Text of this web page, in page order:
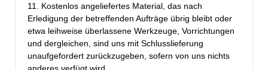
11. Kostenlos angeliefertes Material, das nach
Erledigung der betreffenden Aufträge übrig bleibt oder
etwa leihweise überlassene Werkzeuge, Vorrichtungen
und dergleichen, sind uns mit Schlusslieferung
unaufgefordert zurückzugeben, sofern von uns nichts